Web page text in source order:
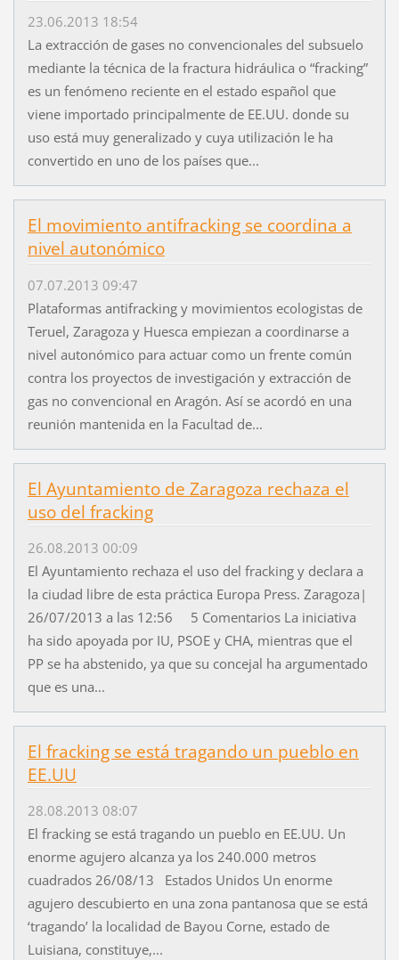
23.06.2013 18:54
La extracción de gases no convencionales del subsuelo
mediante la técnica de la fractura hidráulica o “fracking”
es un fenómeno reciente en el estado español que
viene importado principalmente de EE.UU. donde su
uso está muy generalizado y cuya utilización le ha
convertido en uno de los países que...
El movimiento antifracking se coordina a
nivel autonómico
07.07.2013 09:47
Plataformas antifracking y movimientos ecologistas de
Teruel, Zaragoza y Huesca empiezan a coordinarse a
nivel autonómico para actuar como un frente común
contra los proyectos de investigación y extracción de
gas no convencional en Aragón. Así se acordó en una
reunión mantenida en la Facultad de...
El Ayuntamiento de Zaragoza rechaza el
uso del fracking
26.08.2013 00:09
El Ayuntamiento rechaza el uso del fracking y declara a
la ciudad libre de esta práctica Europa Press. Zaragoza|
26/07/2013 a las 12:56 5 Comentarios La iniciativa
ha sido apoyada por IU, PSOE y CHA, mientras que el
PP se ha abstenido, ya que su concejal ha argumentado
que es una...
El fracking se está tragando un pueblo en
EE.UU
28.08.2013 08:07
El fracking se está tragando un pueblo en EE.UU. Un
enorme agujero alcanza ya los 240.000 metros
cuadrados 26/08/13 Estados Unidos Un enorme
agujero descubierto en una zona pantanosa que se está
‘tragando’ la localidad de Bayou Corne, estado de
Luisiana, constituye,...